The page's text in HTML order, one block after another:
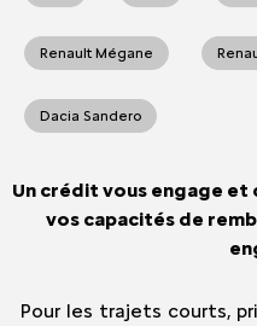
Renault Mégane
Dacia Sandero
Un crédit vous engage
vos capacités de
Pour les trajets courts,